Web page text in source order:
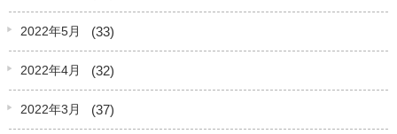
2022年5月 (33)
2022年4月 (32)
2022年3月 (37)